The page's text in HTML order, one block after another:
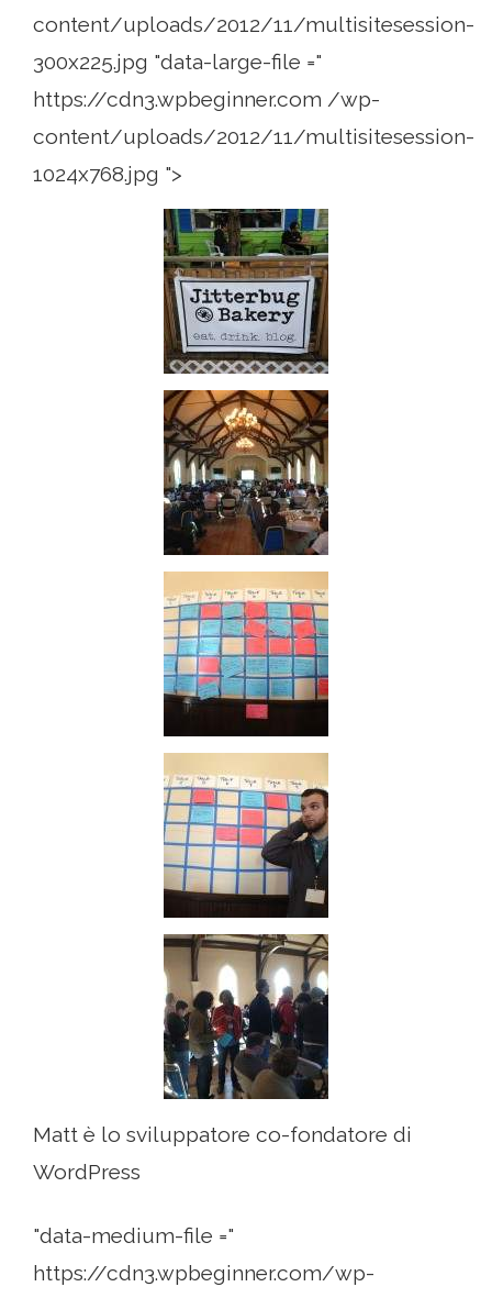
content/uploads/2012/11/multisitesession-
300x225.jpg "data-large-file ="
https://cdn3.wpbeginner.com /wp-
content/uploads/2012/11/multisitesession-
1024x768.jpg ">
Matt è lo sviluppatore co-fondatore di
WordPress
"data-medium-file ="
https://cdn3.wpbeginner.com/wp-